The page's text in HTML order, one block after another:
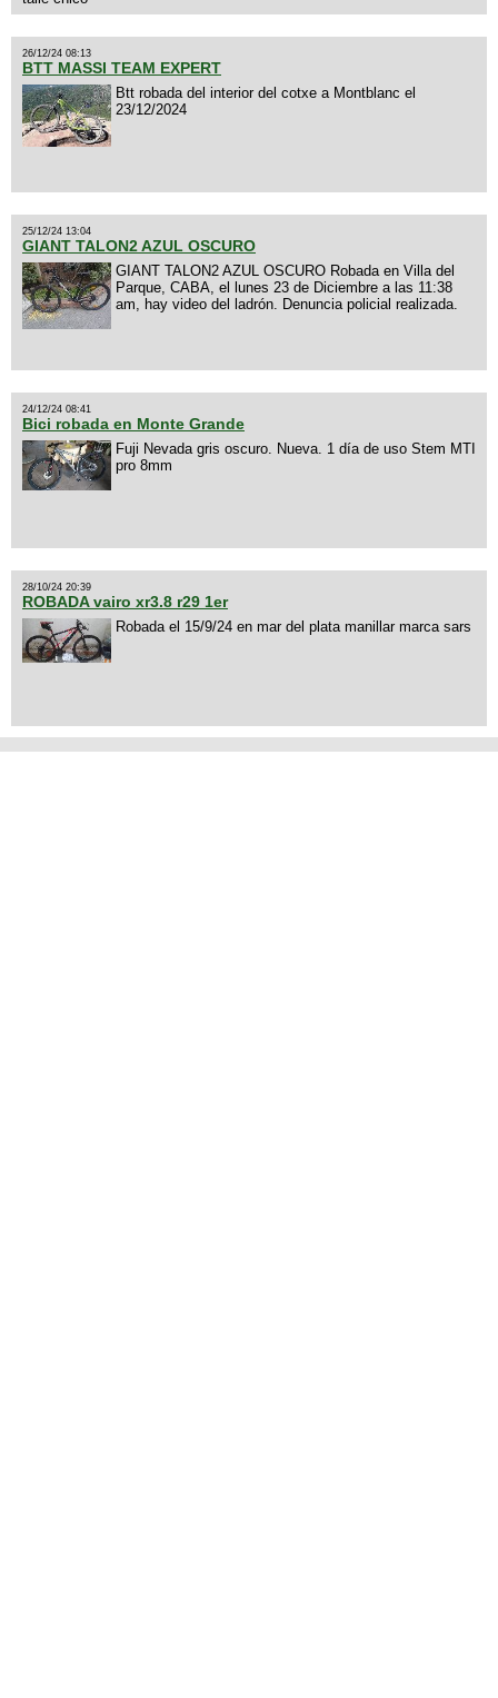
26/12/24 08:13
BTT MASSI TEAM EXPERT
Btt robada del interior del cotxe a Montblanc el
23/12/2024
25/12/24 13:04
GIANT TALON2 AZUL OSCURO
GIANT TALON2 AZUL OSCURO Robada en Villa del
Parque, CABA, el lunes 23 de Diciembre a las 11:38
am, hay video del ladrón. Denuncia policial realizada.
24/12/24 08:41
Bici robada en Monte Grande
Fuji Nevada gris oscuro. Nueva. 1 día de uso Stem MTI
pro 8mm
28/10/24 20:39
ROBADA vairo xr3.8 r29 1er
Robada el 15/9/24 en mar del plata manillar marca sars